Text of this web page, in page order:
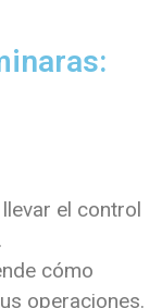
el control
cómo
operaciones.